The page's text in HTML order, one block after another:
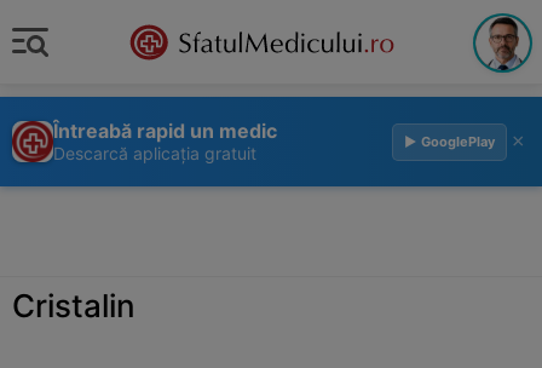
Întreabă rapid un medic
Descarcă aplicația gratuit
▶ GooglePlay ×
Cristalin